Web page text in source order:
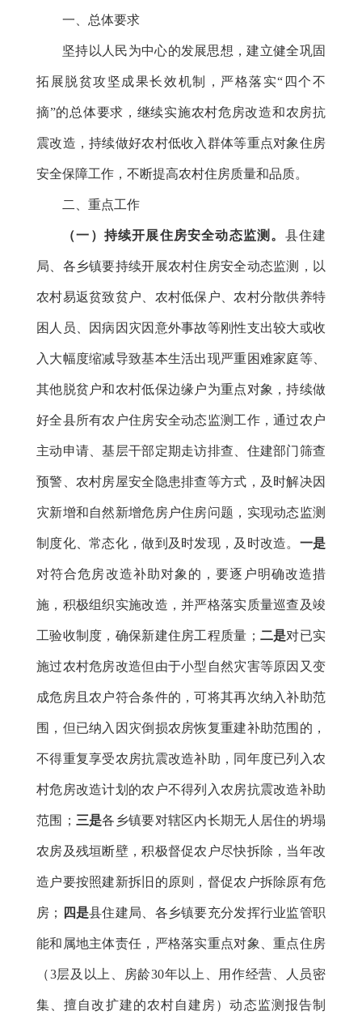
一、总体要求
坚持以人民为中心的发展思想，建立健全巩固
拓展脱贫攻坚成果长效机制，严格落实“四个不
摘”的总体要求，继续实施农村危房改造和农房抗
震改造，持续做好农村低收入群体等重点对象住房
安全保障工作，不断提高农村住房质量和品质。
二、重点工作
（一）持续开展住房安全动态监测。 县住建
局、各乡镇要持续开展农村住房安全动态监测，以
农村易返贫致贫户、农村低保户、农村分散供养特
困人员、因病因灾因意外事故等刚性支出较大或收
入大幅度缩减导致基本生活出现严重困难家庭等、
其他脱贫户和农村低保边缘户为重点对象，持续做
好全县所有农户住房安全动态监测工作，通过农户
主动申请、基层干部定期走访排查、住建部门筛查
预警、农村房屋安全隐患排查等方式，及时解决因
灾新增和自然新增危房户住房问题，实现动态监测
制度化、常态化，做到及时发现，及时改造。 一是
对符合危房改造补助对象的，要逐户明确改造措
施，积极组织实施改造，并严格落实质量巡查及竣
工验收制度，确保新建住房工程质量； 二是对已实
施过农村危房改造但由于小型自然灾害等原因又变
成危房且农户符合条件的，可将其再次纳入补助范
围，但已纳入因灾倒损农房恢复重建补助范围的，
不得重复享受农房抗震改造补助，同年度已列入农
村危房改造计划的农户不得列入农房抗震改造补助
范围； 三是各乡镇要对辖区内长期无人居住的坍塌
农房及残垣断壁，积极督促农户尽快拆除，当年改
造户要按照建新拆旧的原则，督促农户拆除原有危
房； 四是县住建局、各乡镇要充分发挥行业监管职
能和属地主体责任，严格落实重点对象、重点住房
（3层及以上、房龄30年以上、用作经营、人员密
集、擅自改扩建的农村自建房）动态监测报告制